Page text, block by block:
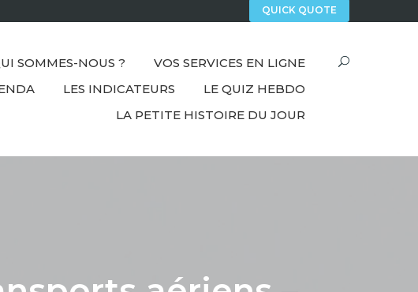
QUICK QUOTE
SOMMES-NOUS ?
VOS SERVICES EN LIGNE
LES INDICATEURS
LE QUIZ HEBDO
LA PETITE HISTOIRE DU JOUR